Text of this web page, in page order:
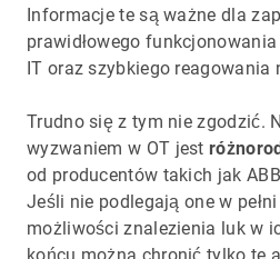
Informacje te są ważne dla
prawidłowego
IT oraz szybkiego reagowania
Trudno się z tym nie zgodzić.
wyzwaniem w OT jest
od producentów takich jak
Jeśli nie podlegają one w
możliwości znalezienia luk w